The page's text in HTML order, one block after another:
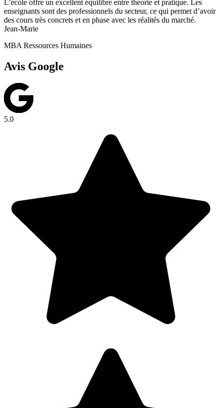
L’école offre un excellent équilibre entre théorie et pratique. Les
enseignants sont des professionnels du secteur, ce qui permet d’avoir
des cours très concrets et en phase avec les réalités du marché.
Jean-Marie
MBA Ressources Humaines
Avis Google
5.0